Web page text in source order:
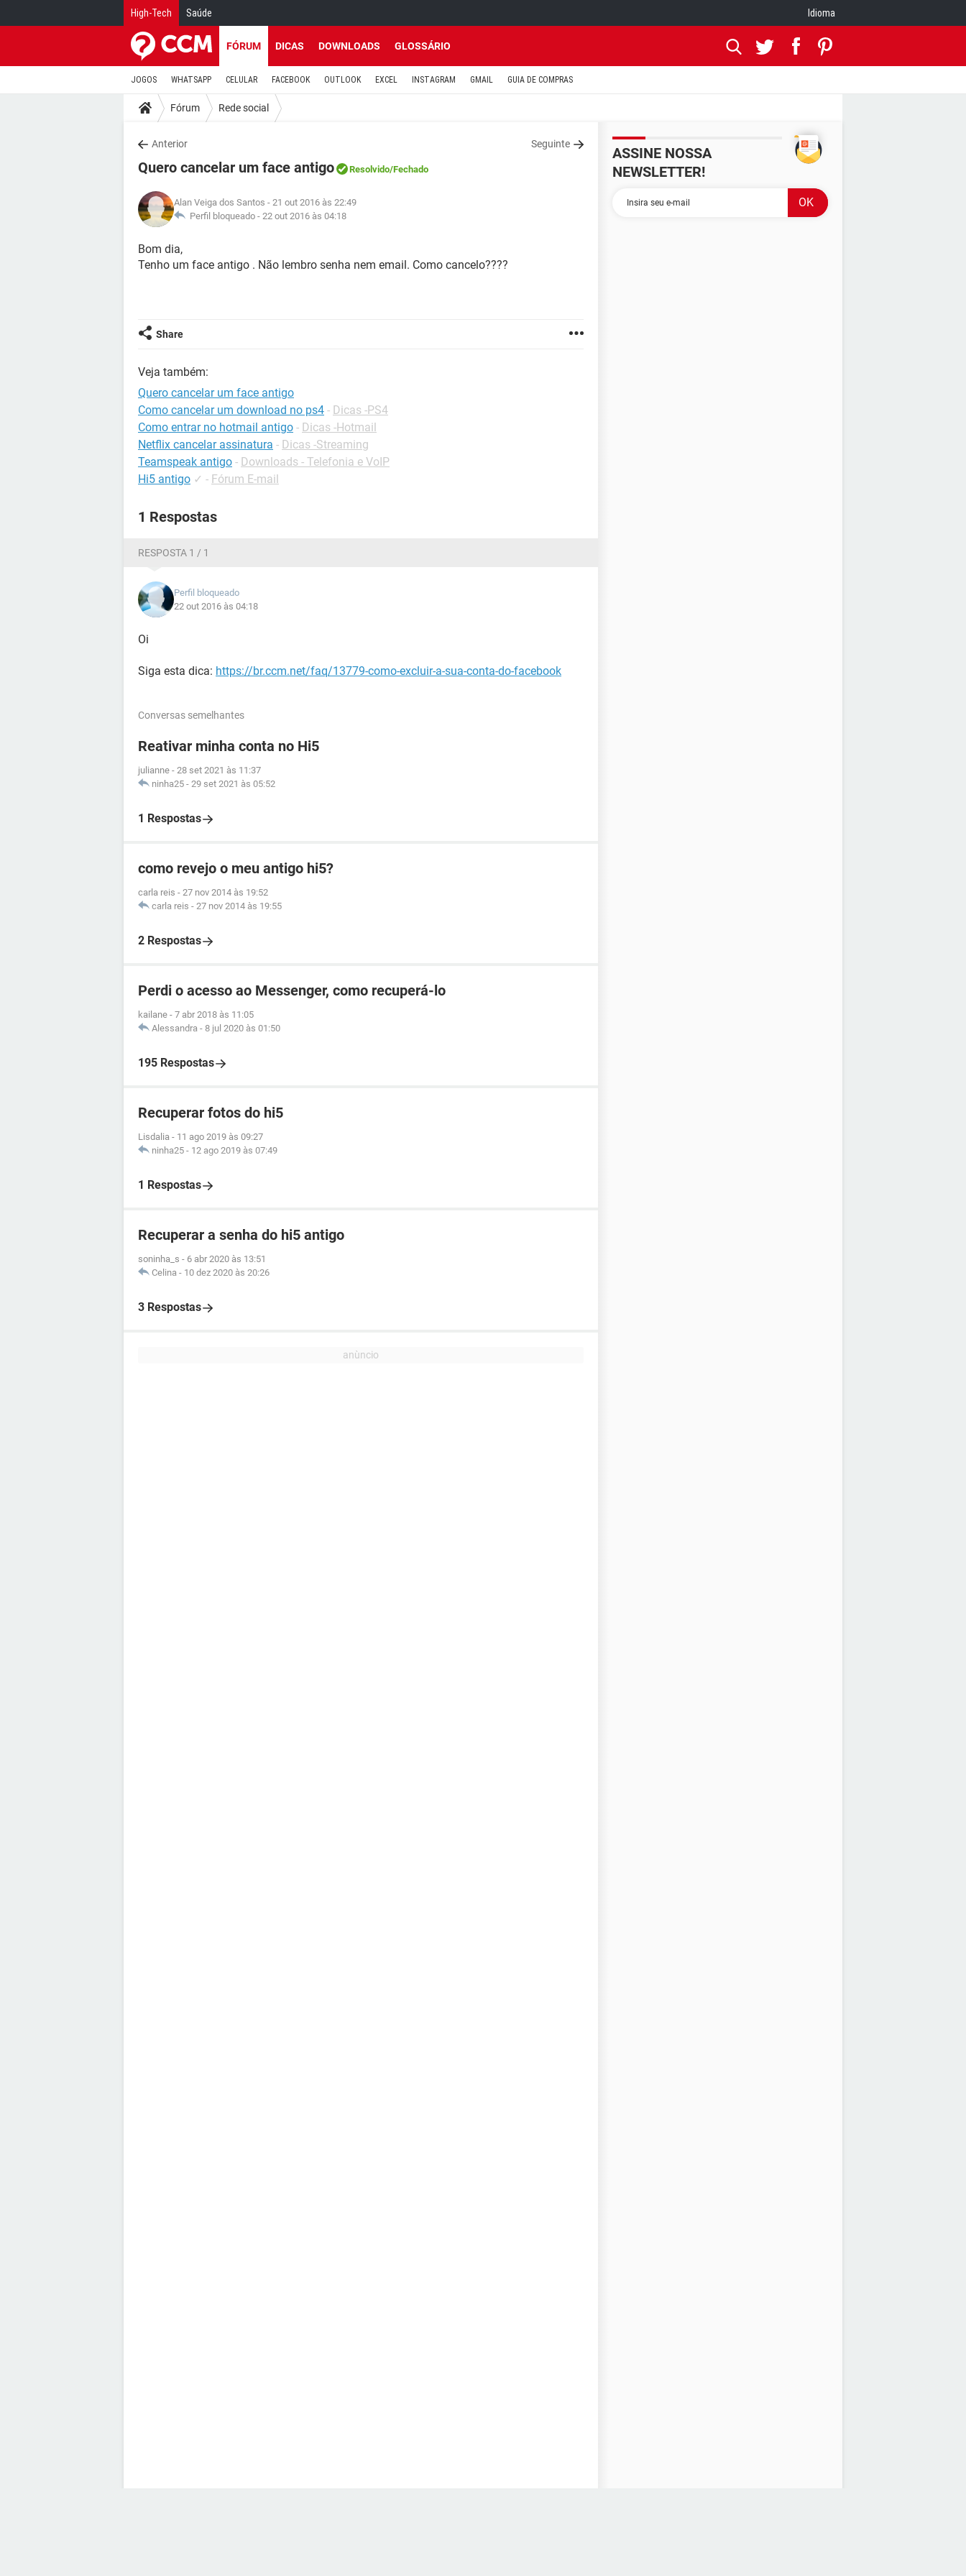
High-Tech Saúde Idioma
FÓRUM DICAS DOWNLOADS GLOSSÁRIO
JOGOS WHATSAPP CELULAR FACEBOOK OUTLOOK EXCEL INSTAGRAM GMAIL GUIA DE COMPRAS
Fórum Rede social
Anterior Seguinte
Quero cancelar um face antigo Resolvido/Fechado
Alan Veiga dos Santos - 21 out 2016 às 22:49
Perfil bloqueado - 22 out 2016 às 04:18
Bom dia,
Tenho um face antigo . Não lembro senha nem email. Como cancelo????
Share
Veja também:
Quero cancelar um face antigo
Como cancelar um download no ps4 - Dicas -PS4
Como entrar no hotmail antigo - Dicas -Hotmail
Netflix cancelar assinatura - Dicas -Streaming
Teamspeak antigo - Downloads - Telefonia e VoIP
Hi5 antigo ✓ - Fórum E-mail
1 Respostas
RESPOSTA 1 / 1
Perfil bloqueado
22 out 2016 às 04:18
Oi
Siga esta dica: https://br.ccm.net/faq/13779-como-excluir-a-sua-conta-do-facebook
Conversas semelhantes
Reativar minha conta no Hi5
julianne - 28 set 2021 às 11:37
ninha25 - 29 set 2021 às 05:52
1 Respostas
como revejo o meu antigo hi5?
carla reis - 27 nov 2014 às 19:52
carla reis - 27 nov 2014 às 19:55
2 Respostas
Perdi o acesso ao Messenger, como recuperá-lo
kailane - 7 abr 2018 às 11:05
Alessandra - 8 jul 2020 às 01:50
195 Respostas
Recuperar fotos do hi5
Lisdalia - 11 ago 2019 às 09:27
ninha25 - 12 ago 2019 às 07:49
1 Respostas
Recuperar a senha do hi5 antigo
soninha_s - 6 abr 2020 às 13:51
Celina - 10 dez 2020 às 20:26
3 Respostas
ASSINE NOSSA
NEWSLETTER!